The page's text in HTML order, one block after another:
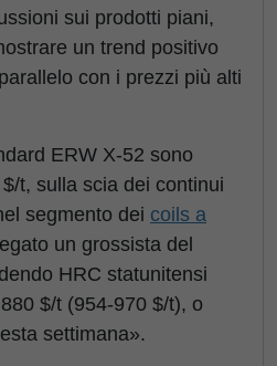
sui prodotti piani,
un trend positivo
con i prezzi più alti
ERW X-52 sono
t, sulla scia dei continui
segmento dei coils a
un grossista del
HRC statunitensi
$/t (954-970 $/t), o
settimana».